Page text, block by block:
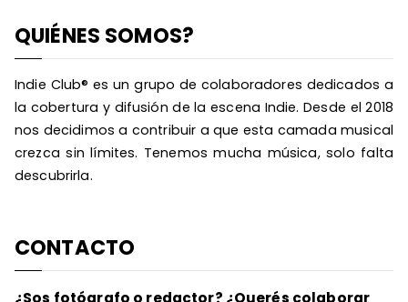
QUIÉNES SOMOS?
Indie Club® es un grupo de colaboradores dedicados a
la cobertura y difusión de la escena Indie. Desde el 2018
nos decidimos a contribuir a que esta camada musical
crezca sin límites. Tenemos mucha música, solo falta
descubrirla.
CONTACTO
¿Sos fotógrafo o redactor? ¿Querés colaborar